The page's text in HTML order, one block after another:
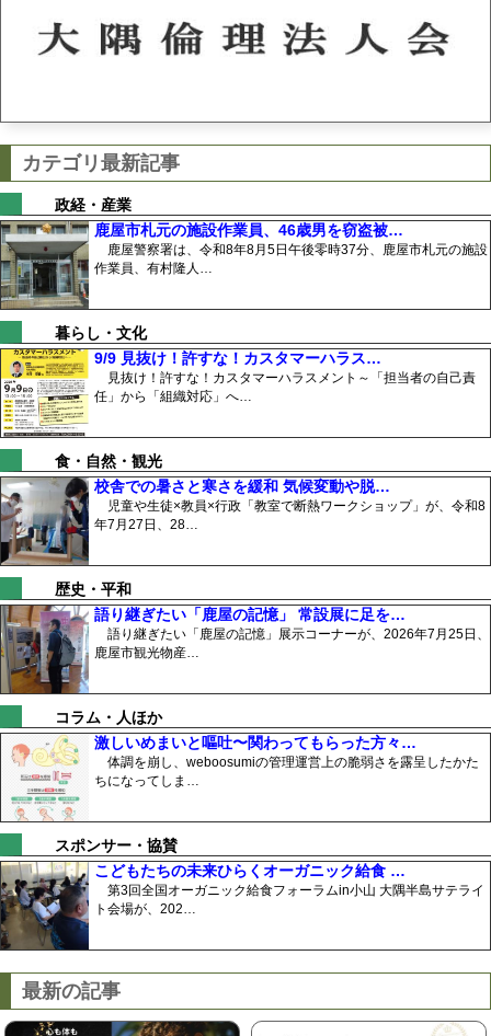
カテゴリ最新記事
政経・産業
鹿屋市札元の施設作業員、46歳男を窃盗被…
鹿屋警察署は、令和8年8月5日午後零時37分、鹿屋市札元の施設
作業員、有村隆人…
暮らし・文化
9/9 見抜け！許すな！カスタマーハラス…
見抜け！許すな！カスタマーハラスメント～「担当者の自己責
任」から「組織対応」へ…
食・自然・観光
校舎での暑さと寒さを緩和 気候変動や脱…
児童や生徒×教員×行政「教室で断熱ワークショップ」が、令和8
年7月27日、28…
歴史・平和
語り継ぎたい「鹿屋の記憶」 常設展に足を…
語り継ぎたい「鹿屋の記憶」展示コーナーが、2026年7月25日、
鹿屋市観光物産…
コラム・人ほか
激しいめまいと嘔吐〜関わってもらった方々…
体調を崩し、weboosumiの管理運営上の脆弱さを露呈したかた
ちになってしま…
スポンサー・協賛
こどもたちの未来ひらくオーガニック給食 …
第3回全国オーガニック給食フォーラムin小山 大隅半島サテライ
ト会場が、202…
最新の記事